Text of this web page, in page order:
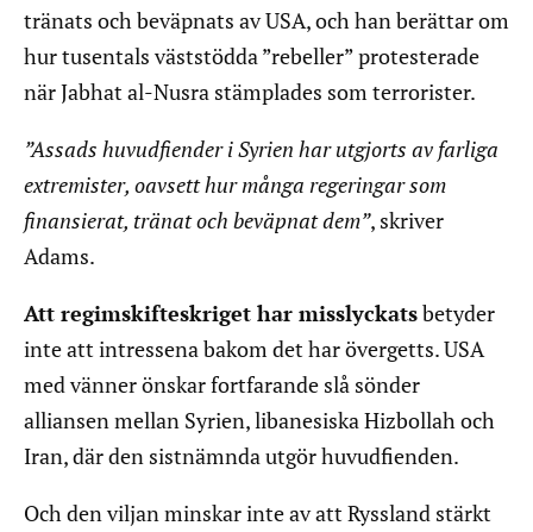
tränats och beväpnats av USA, och han berättar om
hur tusentals väststödda ”rebeller” protesterade
när Jabhat al-Nusra stämplades som terrorister.
”Assads huvudfiender i Syrien har utgjorts av farliga
extremister, oavsett hur många regeringar som
finansierat, tränat och beväpnat dem”, skriver
Adams.
Att regimskifteskriget har misslyckatsbetyder
inte att intressena bakom det har övergetts. USA
med vänner önskar fortfarande slå sönder
alliansen mellan Syrien, libanesiska Hizbollah och
Iran, där den sistnämnda utgör huvudfienden.
Och den viljan minskar inte av att Ryssland stärkt